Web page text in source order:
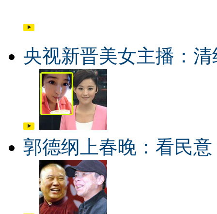
央视新晋美女主播：清
郭德纲上春晚：看民意